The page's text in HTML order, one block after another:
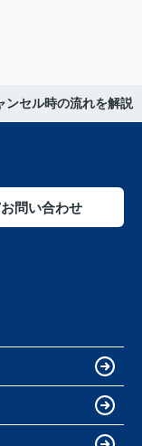
ンセル時の流れを解説
お問い合わせ